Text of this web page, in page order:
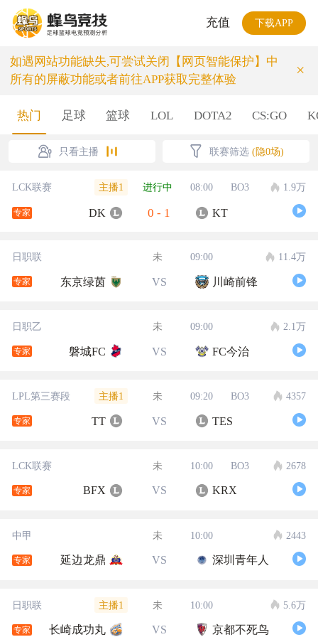
充值 下载APP
如遇网站功能缺失,可尝试关闭【网页智能保护】中
所有的屏蔽功能或者前往APP获取完整体验
×
热门 足球 篮球 LOL DOTA2 CS:GO
只看主播 联赛筛选 (隐0场)
LCK联赛 主播1 进行中 08:00 BO3 1.9万
专家 DK 0 - 1 KT
日职联 未 09:00 11.4万
专家 东京绿茵 VS 川崎前锋
日职乙 未 09:00 2.1万
专家 磐城FC VS FC今治
LPL第三赛段 主播1 未 09:20 BO3 4357
专家 TT VS TES
LCK联赛 未 10:00 BO3 2678
专家 BFX VS KRX
中甲 未 10:00 2443
专家 延边龙鼎 VS 深圳青年人
日职联 主播1 未 10:00 5.6万
专家 长崎成功丸 VS 京都不死鸟